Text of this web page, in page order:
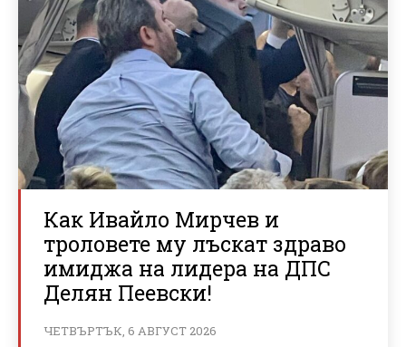
Как Ивайло Мирчев и
троловете му лъскат здраво
имиджа на лидера на ДПС
Делян Пеевски!
ЧЕТВЪРТЪК, 6 АВГУСТ 2026